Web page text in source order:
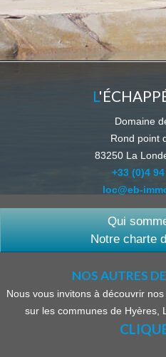
Le golf
Se
L'office
L
Domaine
Rond point
83250 La
+33 (0)4
loc@eb-
Qui
Notre charte
NOS AUTRES
Nous vous invitons à découvrir
sur les communes de Hyères,